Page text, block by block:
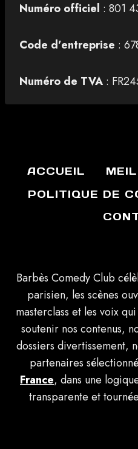
Numéro officiel : 801
Code d’entreprise :
Numéro de TVA :
ACCUEIL
POLITIQUE DE
Barbès Comedy Club
parisien, les scènes
masterclass et les voix
soutenir nos contenus,
dossiers divertissement,
partenaires
France, dans une
transparente et